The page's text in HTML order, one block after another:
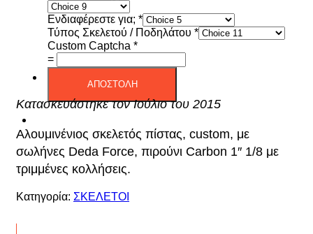
Ενδιαφέρεστε για; *
Τύπος Σκελετού / Ποδηλάτου *
Custom Captcha *
=
ΑΠΟΣΤΟΛΗ
Κατασκευάστηκε τον Ιούλιο του 2015
Αλουμινένιος σκελετός πίστας, custom, με
σωλήνες Deda Force, πιρούνι Carbon 1″ 1/8 με
τριμμένες κολλήσεις.
Κατηγορία: ΣΚΕΛΕΤΟΙ